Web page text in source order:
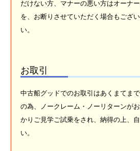
だけない方、マナーの悪い方はオーナ
を、お断りさせていただく場合もござ
い。
お取引
中古船グッドでのお取引はあくまてま
の為、ノークレーム・ノーリターンが
かりご見学ご試乗をされ、納得の上、
い。